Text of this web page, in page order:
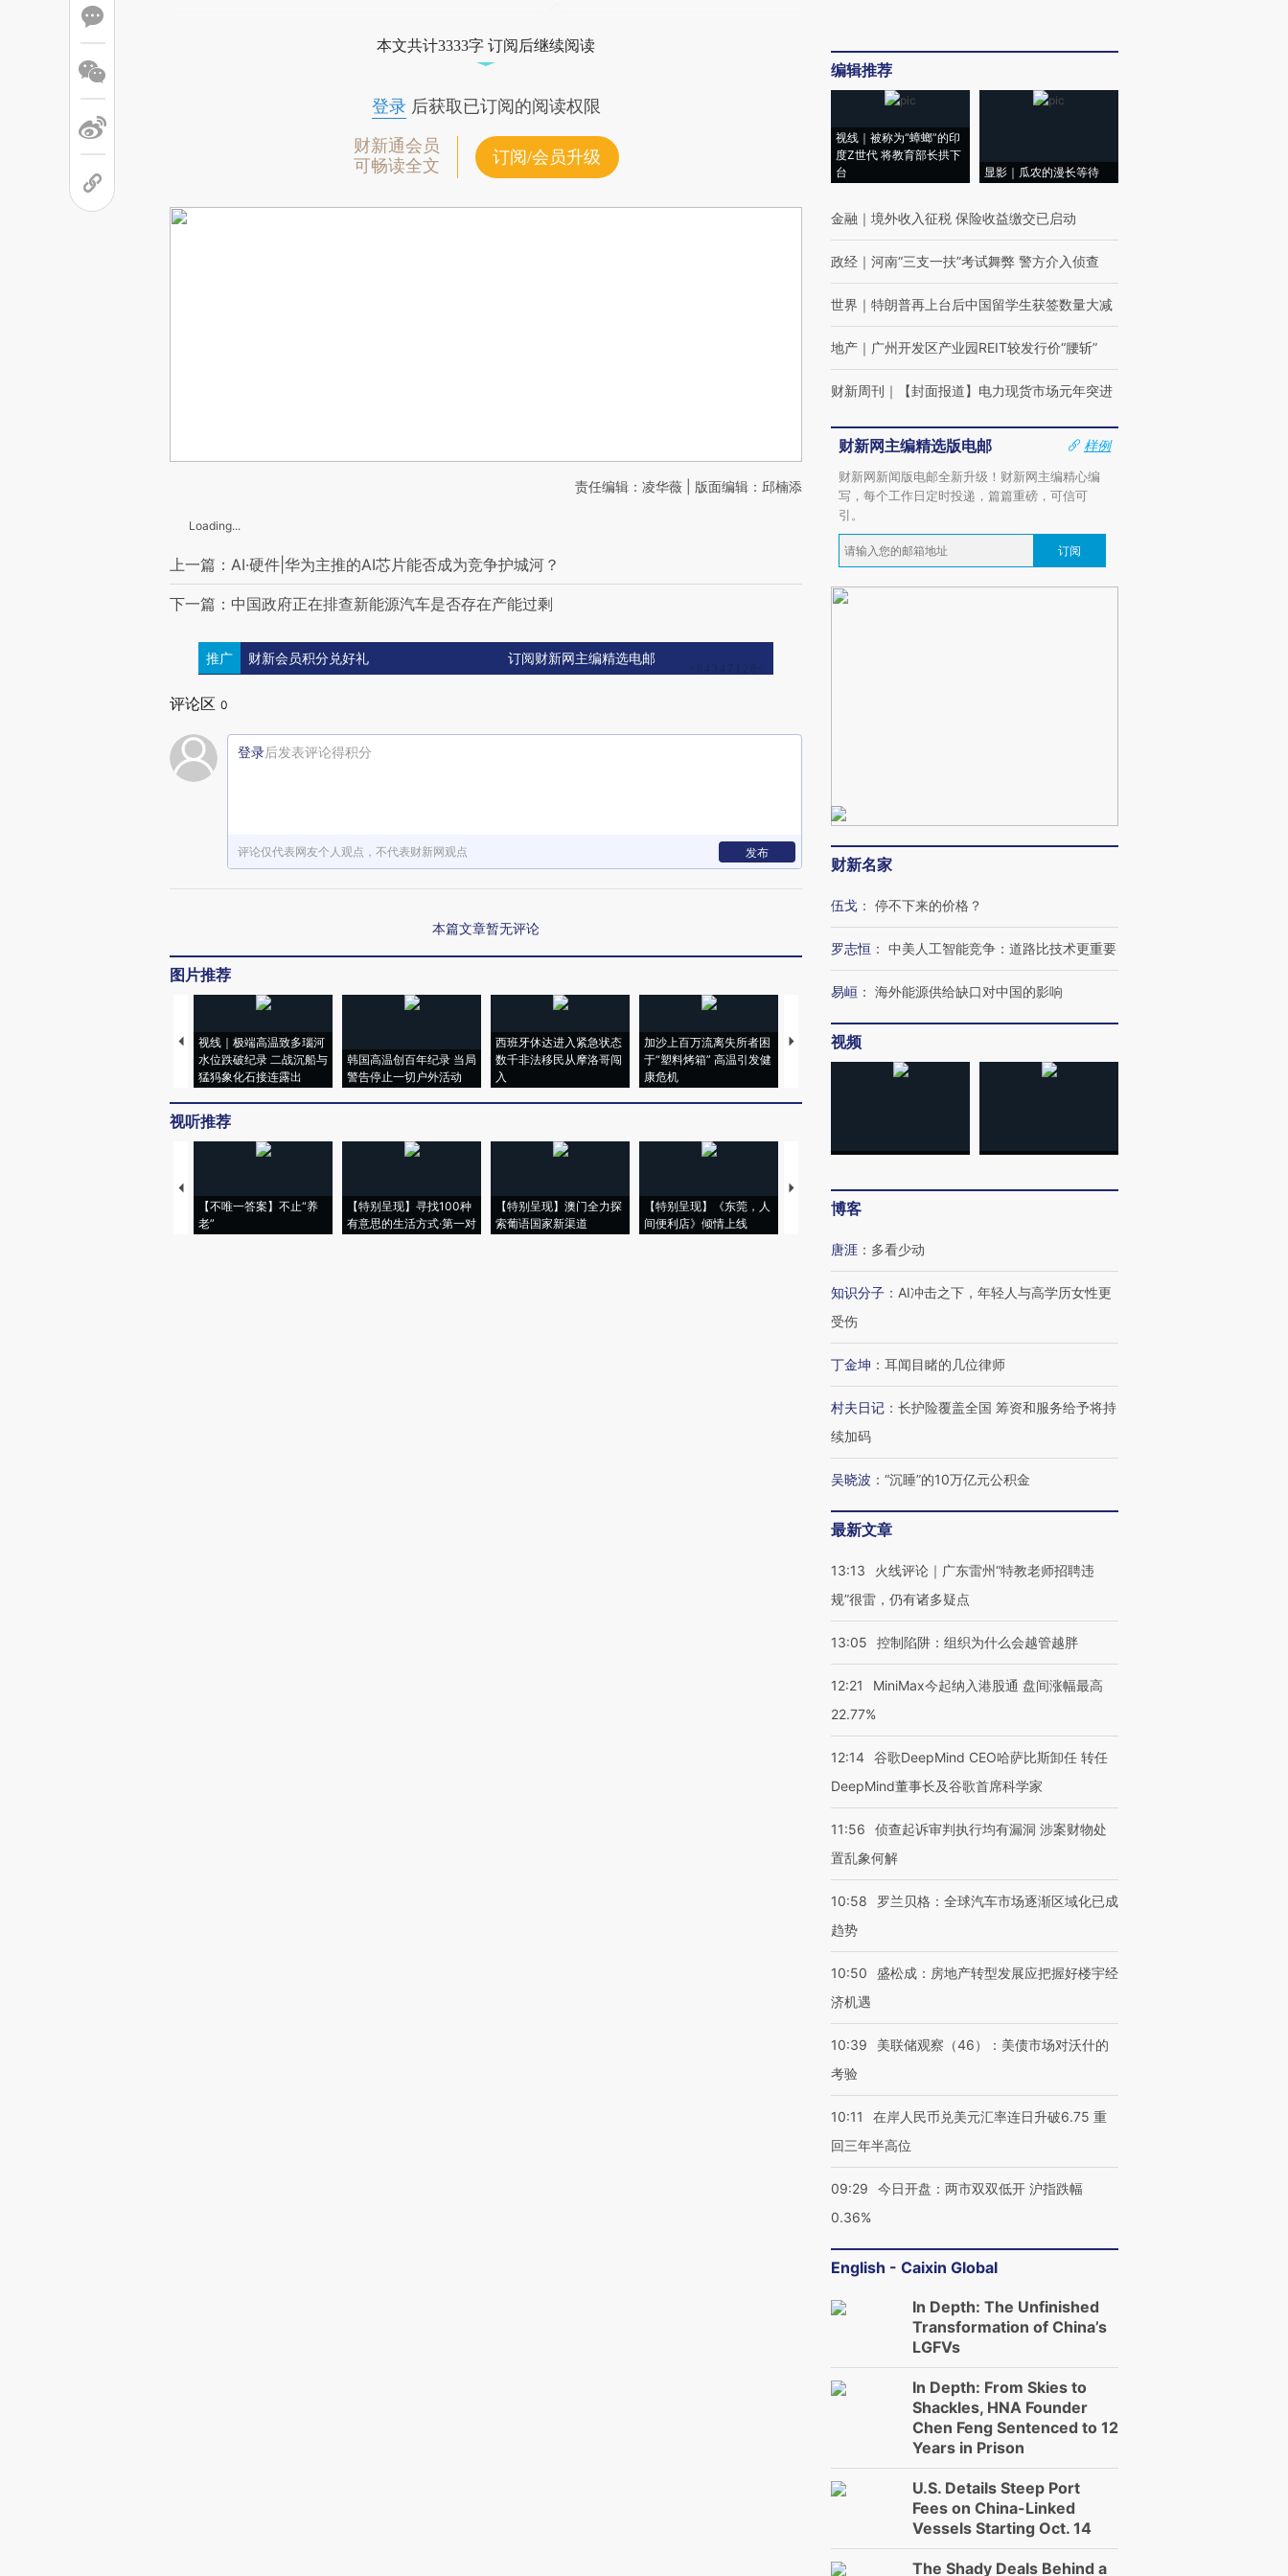
本文共计3333字 订阅后继续阅读
登录后获取已订阅的阅读权限
财新通会员
可畅读全文
订阅/会员升级
责任编辑：凌华薇 | 版面编辑：邱楠添
Loading...
上一篇：AI·硬件|华为主推的AI芯片能否成为竞争护城河？
下一篇：中国政府正在排查新能源汽车是否存在产能过剩
推广 财新会员积分兑好礼 订阅财新网主编精选电邮
评论区 0
登录后发表评论得积分
评论仅代表网友个人观点，不代表财新网观点 发布
本篇文章暂无评论
图片推荐
视线｜极端高温致多瑙河
水位跌破纪录 二战沉船与
猛犸象化石接连露出
韩国高温创百年纪录 当局
警告停止一切户外活动
西班牙休达进入紧急状态
数千非法移民从摩洛哥闯
入
加沙上百万流离失所者困
于“塑料烤箱” 高温引发健
康危机
马航飞行员跨国走私7万
粒摇头丸 尿检体内含3种
泽连斯基密集出访美英 索
秘鲁纳斯卡观光飞机坠毁
视听推荐
【不唯一答案】不止“养
老”
【特别呈现】寻找100种
有意思的生活方式·第一对
【特别呈现】澳门全力探
索葡语国家新渠道
【特别呈现】《东莞，人
间便利店》倾情上线
【推广】走进第四届链博
会，让数智科技“链”接产
【商旅对话】华住集团
编辑推荐
视线｜被称为“蟑螂”的印
度Z世代 将教育部长拱下
台
显影｜瓜农的漫长等待
金融 ｜ 境外收入征税 保险收益缴交已启动
政经 ｜ 河南“三支一扶”考试舞弊 警方介入侦查
世界 ｜ 特朗普再上台后中国留学生获签数量大减
地产 ｜ 广州开发区产业园REIT较发行价“腰斩”
财新周刊 ｜ 【封面报道】电力现货市场元年突进
财新网主编精选版电邮
样例
财新网新闻版电邮全新升级！财新网主编精心编
写，每个工作日定时投递，篇篇重磅，可信可
引。
订阅
财新名家
伍戈 ： 停不下来的价格？
罗志恒 ： 中美人工智能竞争：道路比技术更重要
易峘 ： 海外能源供给缺口对中国的影响
视频
博客
唐涯 ： 多看少动
知识分子 ： AI冲击之下，年轻人与高学历女性更
受伤
丁金坤 ： 耳闻目睹的几位律师
村夫日记 ： 长护险覆盖全国 筹资和服务给予将持
续加码
吴晓波 ： “沉睡”的10万亿元公积金
最新文章
13:13
火线评论｜广东雷州“特教老师招聘违
规”很雷，仍有诸多疑点
13:05 控制陷阱：组织为什么会越管越胖
12:21
MiniMax今起纳入港股通 盘间涨幅最高
22.77%
12:14 谷歌DeepMind CEO哈萨比斯卸任 转任
DeepMind董事长及谷歌首席科学家
11:56
侦查起诉审判执行均有漏洞 涉案财物处
置乱象何解
10:58
罗兰贝格：全球汽车市场逐渐区域化已成
趋势
10:50
盛松成：房地产转型发展应把握好楼宇经
济机遇
10:39
美联储观察（46）：美债市场对沃什的
考验
10:11
在岸人民币兑美元汇率连日升破6.75 重
回三年半高位
09:29
今日开盘：两市双双低开 沪指跌幅
0.36%
English - Caixin Global
In Depth: The Unfinished
Transformation of China’s
LGFVs
In Depth: From Skies to
Shackles, HNA Founder
Chen Feng Sentenced to 12
Years in Prison
U.S. Details Steep Port
Fees on China-Linked
Vessels Starting Oct. 14
The Shady Deals Behind a